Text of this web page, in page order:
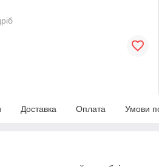
Доставка Оплата Умови